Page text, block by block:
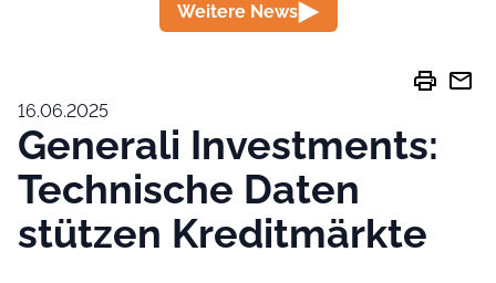
Weitere News
print mail
16.06.2025
Generali Investments:
Technische Daten
stützen Kreditmärkte